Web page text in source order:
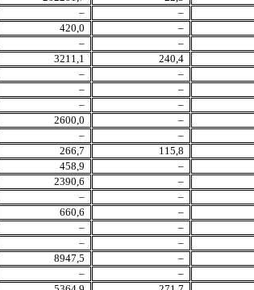
– –
420,0 –
– –
3211,1 240,4
– –
– –
– –
2600,0 –
– –
266,7 115,8
458,9 –
2390,6 –
– –
660,6 –
– –
– –
8947,5 –
– –